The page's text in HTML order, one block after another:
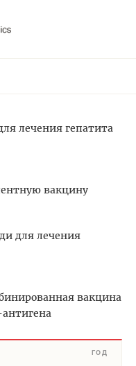
лечения гепатита
вакцину
для лечения
вакцина
антигена
ГОД